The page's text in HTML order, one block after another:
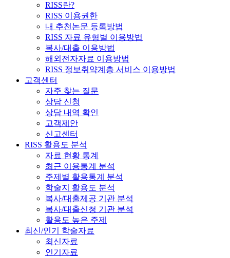
RISS란?
RISS 이용권한
내 추천논문 등록방법
RISS 자료 유형별 이용방법
복사/대출 이용방법
해외전자자료 이용방법
RISS 정보취약계층 서비스 이용방법
고객센터
자주 찾는 질문
상담 신청
상담 내역 확인
고객제안
신고센터
RISS 활용도 분석
자료 현황 통계
최근 이용통계 분석
주제별 활용통계 분석
학술지 활용도 분석
복사/대출제공 기관 분석
복사/대출신청 기관 분석
활용도 높은 주제
최신/인기 학술자료
최신자료
인기자료